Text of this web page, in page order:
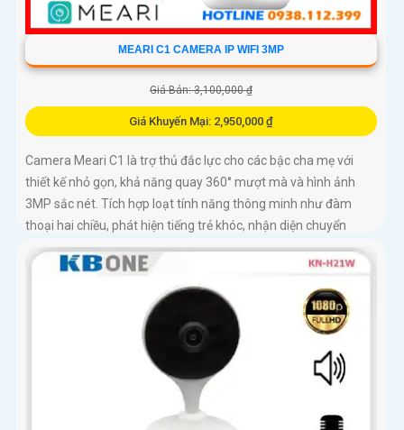
MEARI C1 CAMERA IP WIFI 3MP
Giá Bán: 3,100,000 ₫
Giá Khuyến Mại: 2,950,000 ₫
Camera Meari C1 là trợ thủ đắc lực cho các bậc cha mẹ với
thiết kế nhỏ gọn, khả năng quay 360° mượt mà và hình ảnh
3MP sắc nét. Tích hợp loạt tính năng thông minh như đàm
thoại hai chiều, phát hiện tiếng trẻ khóc, nhận diện chuyển
động người và quan sát ban đêm hồng ngoại 10m, giúp bạn
luôn kết nối và bảo vệ con yêu mọi lúc